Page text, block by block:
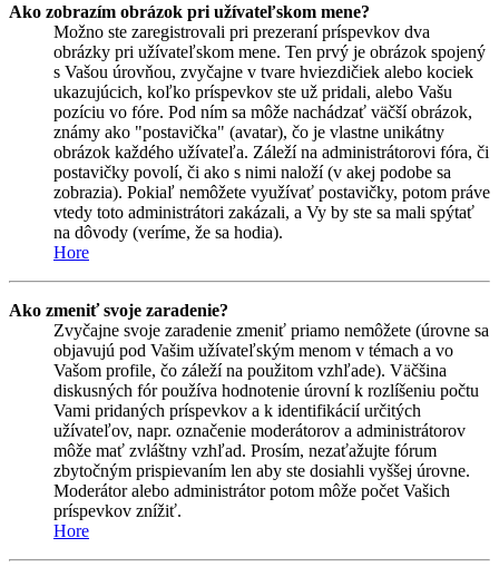
Ako zobrazím obrázok pri užívateľskom mene?
Možno ste zaregistrovali pri prezeraní príspevkov dva
obrázky pri užívateľskom mene. Ten prvý je obrázok spojený
s Vašou úrovňou, zvyčajne v tvare hviezdičiek alebo kociek
ukazujúcich, koľko príspevkov ste už pridali, alebo Vašu
pozíciu vo fóre. Pod ním sa môže nachádzať väčší obrázok,
známy ako "postavička" (avatar), čo je vlastne unikátny
obrázok každého užívateľa. Záleží na administrátorovi fóra, či
postavičky povolí, či ako s nimi naloží (v akej podobe sa
zobrazia). Pokiaľ nemôžete využívať postavičky, potom práve
vtedy toto administrátori zakázali, a Vy by ste sa mali spýtať
na dôvody (veríme, že sa hodia).
Hore
Ako zmeniť svoje zaradenie?
Zvyčajne svoje zaradenie zmeniť priamo nemôžete (úrovne sa
objavujú pod Vašim užívateľským menom v témach a vo
Vašom profile, čo záleží na použitom vzhľade). Väčšina
diskusných fór používa hodnotenie úrovní k rozlíšeniu počtu
Vami pridaných príspevkov a k identifikácií určitých
užívateľov, napr. označenie moderátorov a administrátorov
môže mať zvláštny vzhľad. Prosím, nezaťažujte fórum
zbytočným prispievaním len aby ste dosiahli vyššej úrovne.
Moderátor alebo administrátor potom môže počet Vašich
príspevkov znížiť.
Hore